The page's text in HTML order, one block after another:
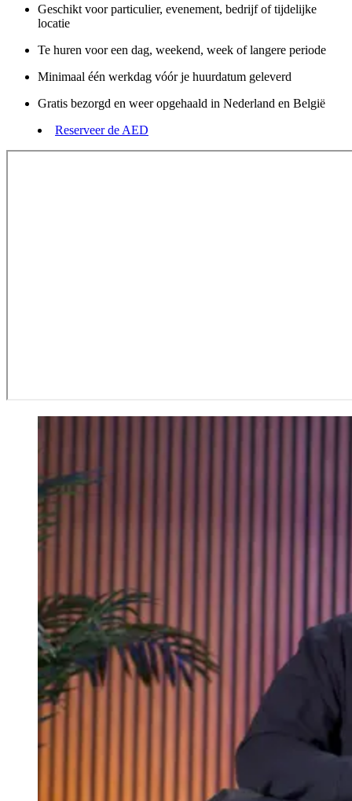
Geschikt voor particulier, evenement, bedrijf of tijdelijke
locatie
Te huren voor een dag, weekend, week of langere periode
Minimaal één werkdag vóór je huurdatum geleverd
Gratis bezorgd en weer opgehaald in Nederland en België
Reserveer de AED